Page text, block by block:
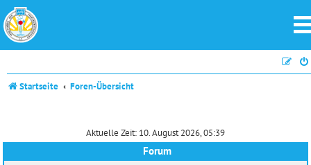
Startseite Foren-Übersicht
Aktuelle Zeit: 10. August 2026, 05:39
Forum